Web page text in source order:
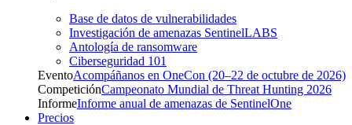
Base de datos de vulnerabilidades
Investigación de amenazas SentinelLABS
Antología de ransomware
Ciberseguridad 101
EventoAcompáñanos en OneCon (20–22 de octubre de 2026)
CompeticiónCampeonato Mundial de Threat Hunting 2026
InformeInforme anual de amenazas de SentinelOne
Precios